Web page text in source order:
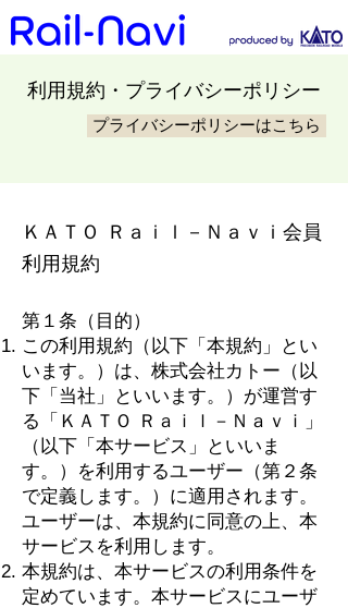
​利用規約・プライバシーポリシー
プライバシーポリシーはこちら
ＫＡＴＯ Ｒａｉｌ－Ｎａｖｉ 会員
利用規約
第１条（目的）
この利用規約（以下「本規約」とい
います。）は、株式会社カトー（以
下「当社」といいます。）が運営す
る「ＫＡＴＯ Ｒａｉｌ－Ｎａｖｉ」
（以下「本サービス」といいま
す。）を利用するユーザー（第２条
で定義します。）に適用されます。
ユーザーは、本規約に同意の上、本
サービスを利用します。
本規約は、本サービスの利用条件を
定めています。本サービスにユーザ